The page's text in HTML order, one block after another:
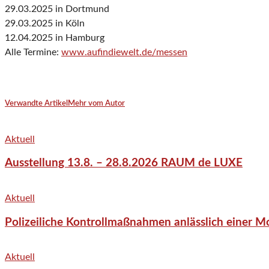
29.03.2025 in Dortmund
29.03.2025 in Köln
12.04.2025 in Hamburg
Alle Termine: www.aufindiewelt.de/messen
Verwandte Artikel Mehr vom Autor
Aktuell
Ausstellung 13.8. – 28.8.2026 RAUM de LUXE
Aktuell
Polizeiliche Kontrollmaßnahmen anlässlich einer
Aktuell